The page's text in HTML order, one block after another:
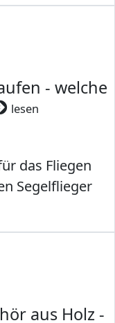
- welche
lesen
das Fliegen
Segelflieger
aus Holz -